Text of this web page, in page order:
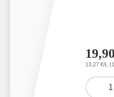
13,27 €/L
1